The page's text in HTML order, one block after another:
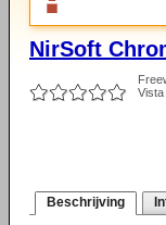
NirSoft
Vista
Beschrijving